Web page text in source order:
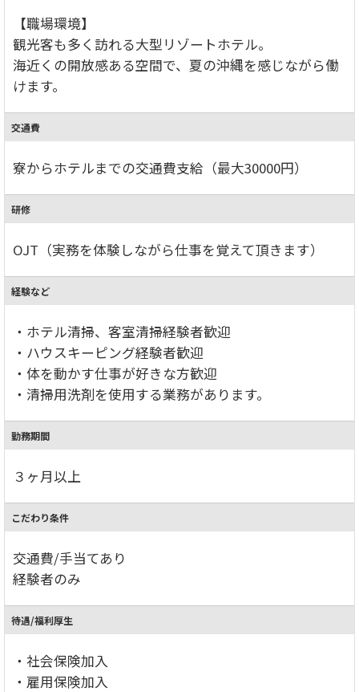
【職場環境】
観光客も多く訪れる大型リゾートホテル。
海近くの開放感ある空間で、夏の沖縄を感じながら働
けます。
交通費
寮からホテルまでの交通費支給（最大30000円）
研修
OJT（実務を体験しながら仕事を覚えて頂きます）
経験など
・ホテル清掃、客室清掃経験者歓迎
・ハウスキーピング経験者歓迎
・体を動かす仕事が好きな方歓迎
・清掃用洗剤を使用する業務があります。
勤務期間
３ヶ月以上
こだわり条件
交通費/手当てあり
経験者のみ
待遇/福利厚生
・社会保険加入
・雇用保険加入